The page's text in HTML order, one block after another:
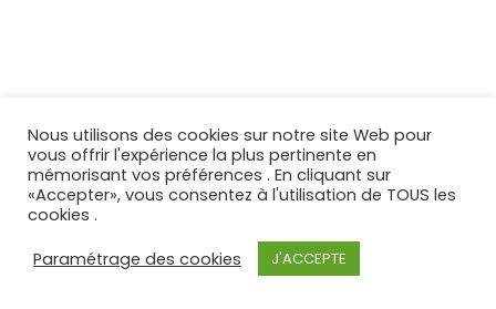
Nous utilisons des cookies sur notre site Web pour
vous offrir l'expérience la plus pertinente en
mémorisant vos préférences . En cliquant sur
«Accepter», vous consentez à l'utilisation de TOUS les
cookies .
Paramétrage des cookies
J'ACCEPTE